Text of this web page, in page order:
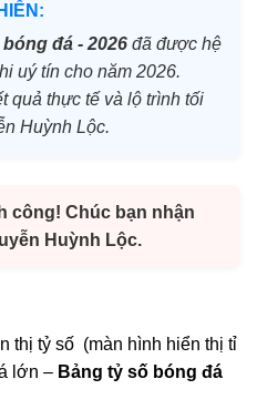
đá - 2026 đã được hệ
uý tín cho năm 2026.
quả thực tế và lộ trình tối
Huỳnh Lộc.
công! Chúc bạn nhận
Huỳnh Lộc.
thị tỷ số (màn hình hiển thị tỉ
lớn – Bảng tỷ số bóng đá